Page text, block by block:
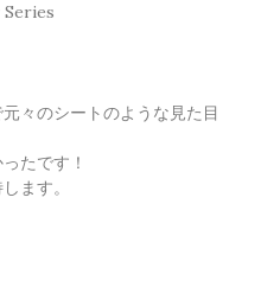
々のシートのような見た目
たです！
ます。